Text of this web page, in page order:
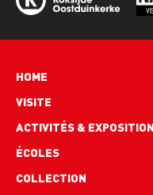
Hoofdnavigatie
HOME
VISITE
ACTIVITÉS &
ÉCOLES
COLLECTION